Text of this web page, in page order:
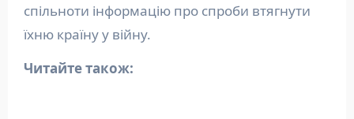
спільноти інформацію про спроби втягнути
їхню країну у війну.
Читайте також: